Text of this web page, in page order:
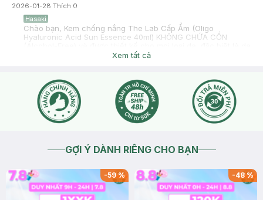
2026-01-28 Thích 0
Hasaki
Chào bạn, Kem chống nắng The Lab Cấp Ẩm (Oligo
Hyaluronic Acid Sun Essence 40ml) KHÔNG CHỨA CỒN
khô và nhạy cảm, không chứa các thành phần gây hại như
Xem tất cả
GỢI Ý DÀNH RIÊNG CHO BẠN
-59% -48%